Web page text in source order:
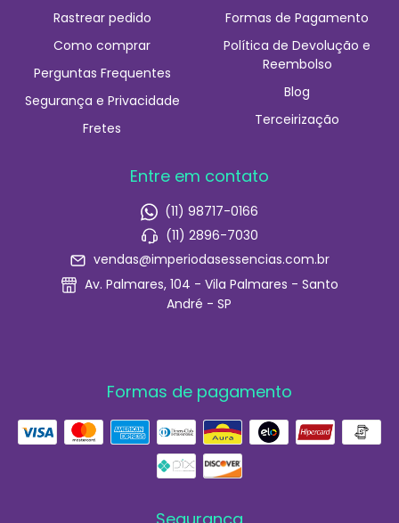
Rastrear pedido
Como comprar
Perguntas Frequentes
Segurança e Privacidade
Fretes
Formas de Pagamento
Política de Devolução e
Reembolso
Blog
Terceirização
Entre em contato
(11) 98717-0166
(11) 2896-7030
vendas@imperiodasessencias.com.br
Av. Palmares, 104 - Vila Palmares - Santo
André - SP
Formas de pagamento